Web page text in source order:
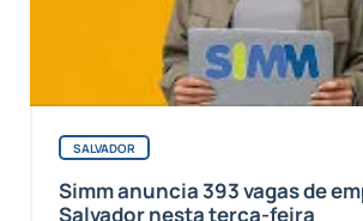
SALVADOR
Simm anuncia 393 vagas de
Salvador nesta terça-feira